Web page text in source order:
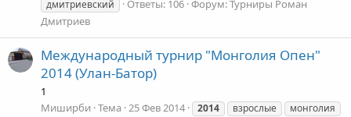
дмитриевский
Ответы: 106 Форум:Турниры Роман
Дмитриев
Международный турнир "Монголия Опен"
2014 (Улан-Батор)
1
Миширби Тема 25 Фев 2014 2014 взрослые монголия